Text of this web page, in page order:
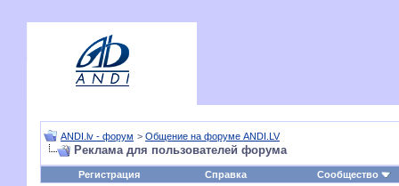
ANDI.lv - форум > Общение на форуме ANDI.LV
Реклама для пользователей форума
Регистрация Справка Сообщество